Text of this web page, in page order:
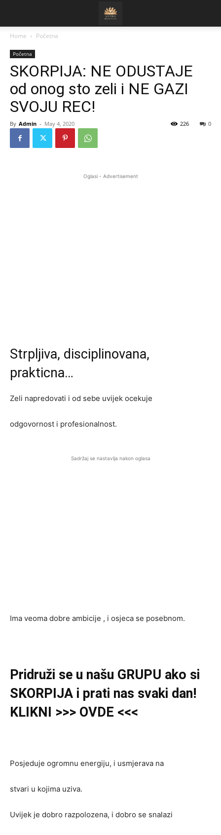
Home Početna
Početna
SKORPIJA: NE ODUSTAJE
od onog sto zeli i NE GAZI
SVOJU REC!
By Admin - May 4, 2020 0
226
Oglasi - Advertisement
Strpljiva, disciplinovana,
prakticna…
Zeli napredovati i od sebe uvijek ocekuje
odgovornost i profesionalnost.
Sadržaj se nastavlja nakon oglasa
Ima veoma dobre ambicije , i osjeca se posebnom.
Pridruži se u našu GRUPU ako si
SKORPIJA i prati nas svaki dan!
KLIKNI >>> OVDE <<<
Posjeduje ogromnu energiju, i usmjerava na
stvari u kojima uziva.
Uvijek je dobro razpolozena, i dobro se snalazi